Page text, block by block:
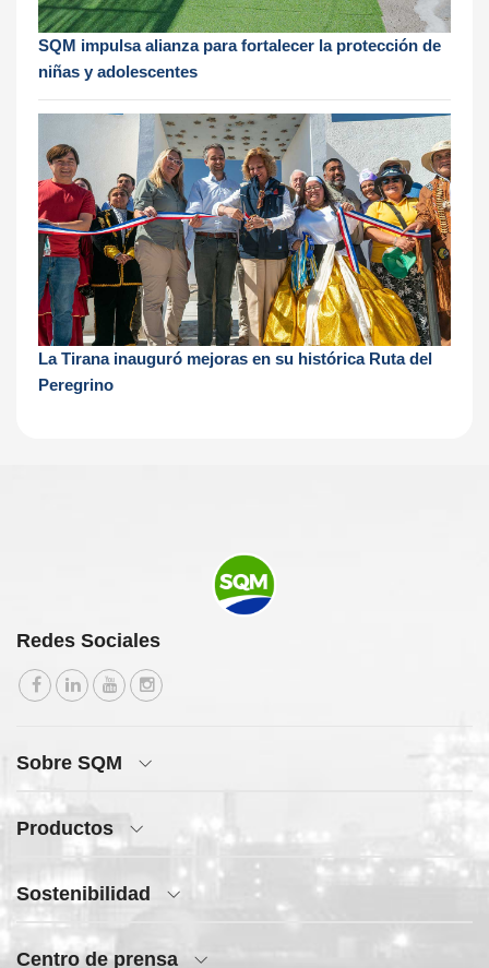
SQM impulsa alianza para fortalecer la protección de
niñas y adolescentes
La Tirana inauguró mejoras en su histórica Ruta del
Peregrino
Redes Sociales
Sobre SQM
Productos
Sostenibilidad
Centro de prensa